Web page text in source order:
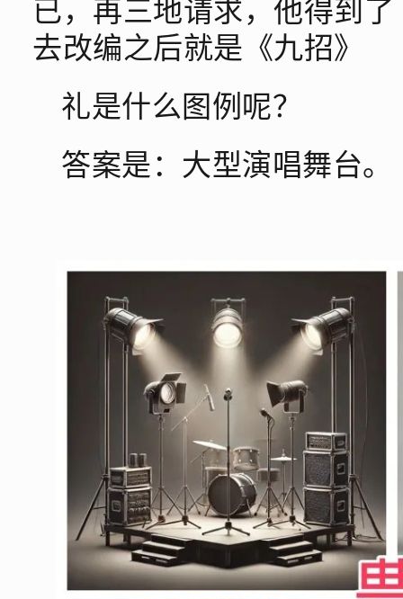
已，再三地请求，他得到
去改编之后就是《九招》
礼是什么图例呢？
答案是：大型演唱舞台。